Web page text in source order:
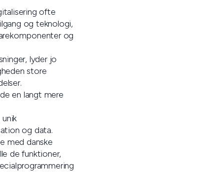
ofte
og teknologi,
og
lyder jo
store
en langt mere
og data.
med danske
de funktioner,